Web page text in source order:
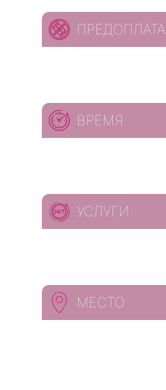
ПРЕДОПЛАТА
ВРЕМЯ
УСЛУГИ
МЕСТО